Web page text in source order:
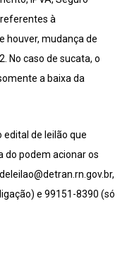
à
houver, mudança de
No caso de sucata, o
a baixa da
edital de leilão que
do podem acionar os
e 99151-8390 (só